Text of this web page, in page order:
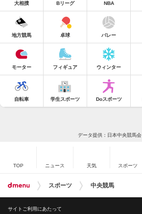
大相撲 Bリーグ NBA
地方競馬 卓球 バレー
モーター フィギュア ウィンター
自転車 学生スポーツ Doスポーツ
データ提供：日本中央競馬会
TOP ニュース 天気 スポーツ
スポーツ 中央競馬
サイトご利用にあたって